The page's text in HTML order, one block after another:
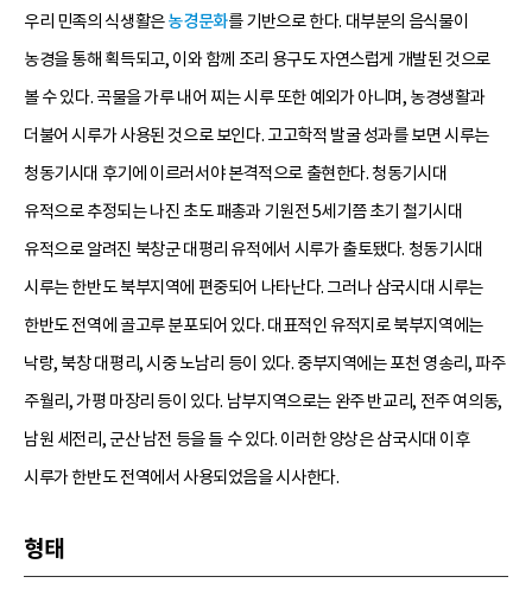
우리 민족의 식생활은농경문화를 기반으로 한다. 대부분의 음식물이
농경을 통해 획득되고, 이와 함께 조리 용구도 자연스럽게 개발된 것으로
볼 수 있다. 곡물을 가루 내어 찌는 시루 또한 예외가 아니며, 농경생활과
더불어 시루가 사용된 것으로 보인다. 고고학적 발굴 성과를 보면 시루는
청동기시대 후기에 이르러서야 본격적으로 출현한다. 청동기시대
유적으로 추정되는 나진 초도 패총과 기원전 5세기쯤 초기 철기시대
유적으로 알려진 북창군 대평리 유적에서 시루가 출토됐다. 청동기시대
시루는 한반도 북부지역에 편중되어 나타난다. 그러나 삼국시대 시루는
한반도 전역에 골고루 분포되어 있다. 대표적인 유적지로 북부지역에는
낙랑, 북창 대평리, 시중 노남리 등이 있다. 중부지역에는 포천 영송리, 파주
주월리, 가평 마장리 등이 있다. 남부지역으로는 완주 반교리, 전주 여의동,
남원 세전리, 군산 남전 등을 들 수 있다. 이러한 양상은 삼국시대 이후
시루가 한반도 전역에서 사용되었음을 시사한다.
형태